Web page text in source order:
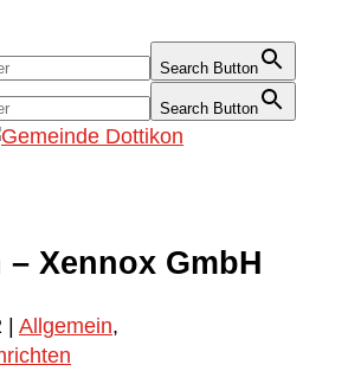
Search Button
Search Button
Xennox GmbH
| Allgemein,